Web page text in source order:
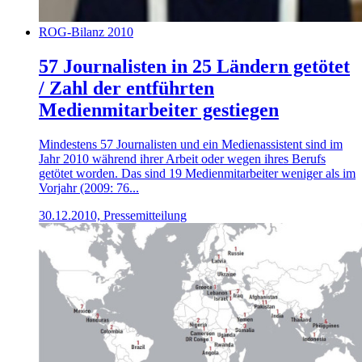
ROG-Bilanz 2010
57 Journalisten in 25 Ländern getötet
/ Zahl der entführten
Medienmitarbeiter gestiegen
Mindestens 57 Journalisten und ein Medienassistent sind im
Jahr 2010 während ihrer Arbeit oder wegen ihres Berufs
getötet worden. Das sind 19 Medienmitarbeiter weniger als im
Vorjahr (2009: 76...
30.12.2010, Pressemitteilung